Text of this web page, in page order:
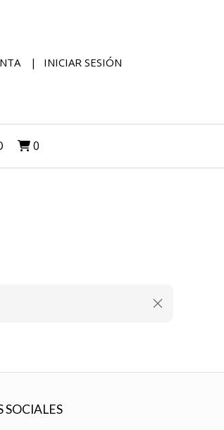
INICIAR SESIÓN
0
SOCIALES